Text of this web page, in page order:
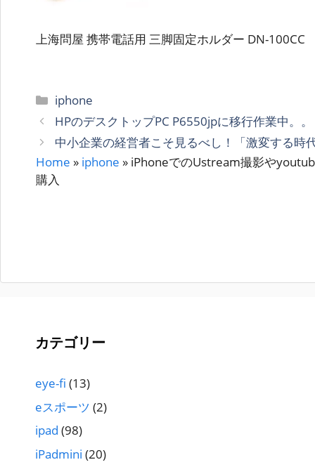
上海問屋 携帯電話用 三脚固定ホルダー DN-100CC
カ
テ
ゴ
リ
ー
iphone
HPのデスクトップPC P6550jpに移行作業中。。
中小企業の経営者こそ見るべし！「激変する時
Home » iphone » iPhoneでのUstream撮影や
購入
カテゴリー
eye-fi (13)
eスポーツ (2)
ipad (98)
iPadmini (20)